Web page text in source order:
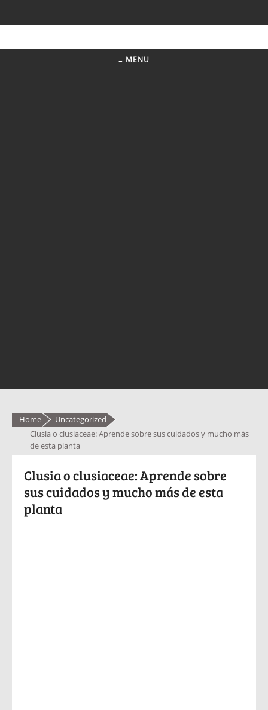
≡ MENU
Home
Uncategorized
Clusia o clusiaceae: Aprende sobre sus cuidados y mucho más
de esta planta
Clusia o clusiaceae: Aprende sobre
sus cuidados y mucho más de esta
planta